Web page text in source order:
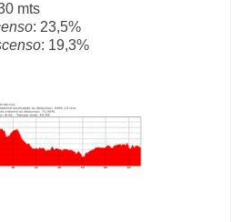
mts
: 23,5%
: 19,3%